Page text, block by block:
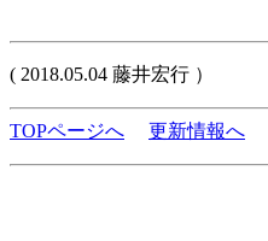
( 2018.05.04 藤井宏行 ）
TOPページへ 更新情報へ